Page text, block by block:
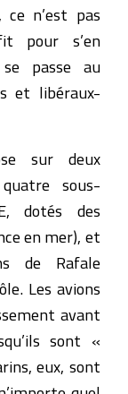
n’est pas
pour s’en
passe au
et libéraux-
sur deux
sous-
dotés des
en mer), et
de Rafale
Les avions
avant
sont «
eux, sont